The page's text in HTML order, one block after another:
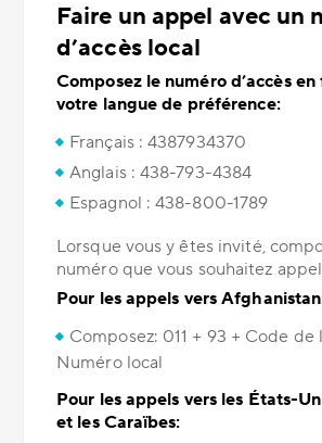
Faire un appel avec un
d’accès local
Composez le numéro d’accès
votre langue de préférence:
Français : 4387934370
Anglais : 438-793-4384
Espagnol : 438-800-1789
Lorsque vous y êtes invité,
numéro que vous souhaitez
Pour les appels vers
Composez: 011 + 93 + Code de
Numéro local
Pour les appels vers les États-
et les Caraïbes: